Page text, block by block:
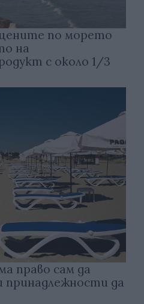
по морето
на
с около 1/3
право сам да
принадлежности да